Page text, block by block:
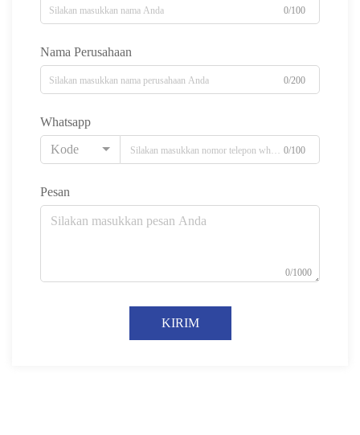
0/100
Nama Perusahaan
0/200
Whatsapp
Kode
0/100
Pesan
0/1000
KIRIM